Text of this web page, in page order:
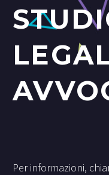
Per informazioni,